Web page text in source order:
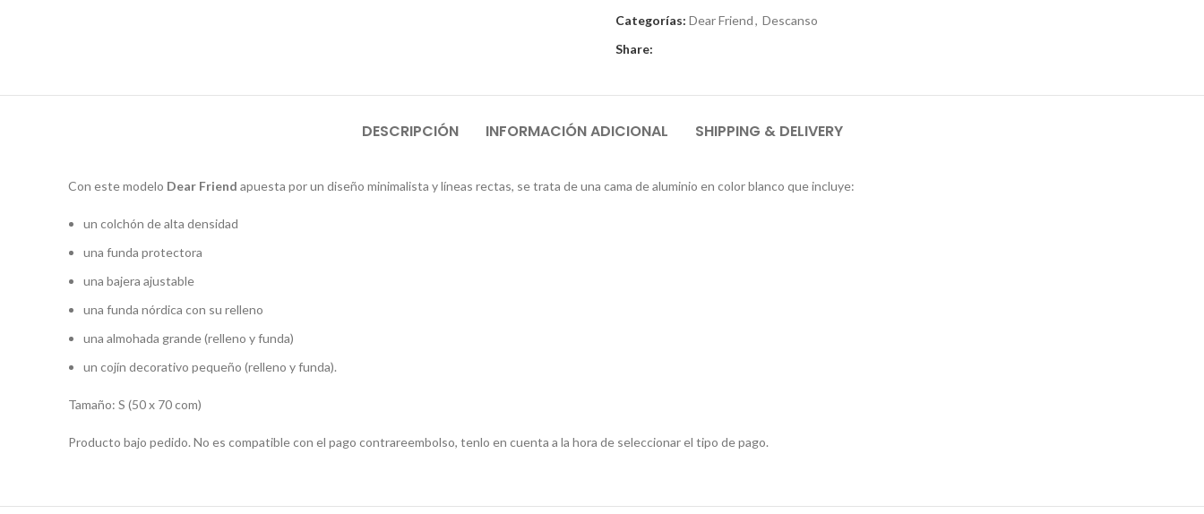
Categorías: Dear Friend, Descanso
Share:
DESCRIPCIÓN INFORMACIÓN ADICIONAL SHIPPING & DELIVERY
Con este modelo Dear Friend apuesta por un diseño minimalista y líneas rectas, se trata de una cama de aluminio en color blanco que incluye:
un colchón de alta densidad
una funda protectora
una bajera ajustable
una funda nórdica con su relleno
una almohada grande (relleno y funda)
un cojín decorativo pequeño (relleno y funda).
Tamaño: S (50 x 70 com)
Producto bajo pedido. No es compatible con el pago contrareembolso, tenlo en cuenta a la hora de seleccionar el tipo de pago.